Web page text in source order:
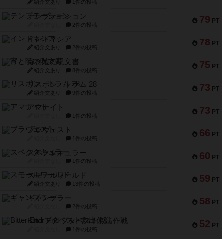
紹介文あり 1件の投稿
79 PT
テンプテーション
2件の投稿
78 PT
インドネシア
紹介文あり 2件の投稿
75 PT
宵と暁の呪文書
紹介文あり 8件の投稿
73 PT
リスボン・トラム 28
紹介文あり 9件の投稿
73 PT
アマナイト
1件の投稿
66 PT
ブラヴェスト
1件の投稿
60 PT
スペクタキュラー
1件の投稿
59 PT
スモールワールド
紹介文あり 13件の投稿
58 PT
ギャンブラー
2件の投稿
52 PT
Bitter End ブタペスト救出作戦
1件の投稿